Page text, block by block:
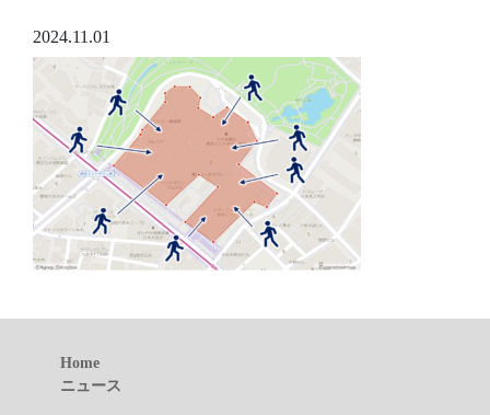
2024.11.01
Home
ニュース